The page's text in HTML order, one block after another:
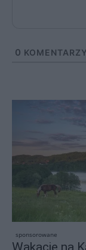
0 KOMENTARZY
sponsorowane
Wakacje na